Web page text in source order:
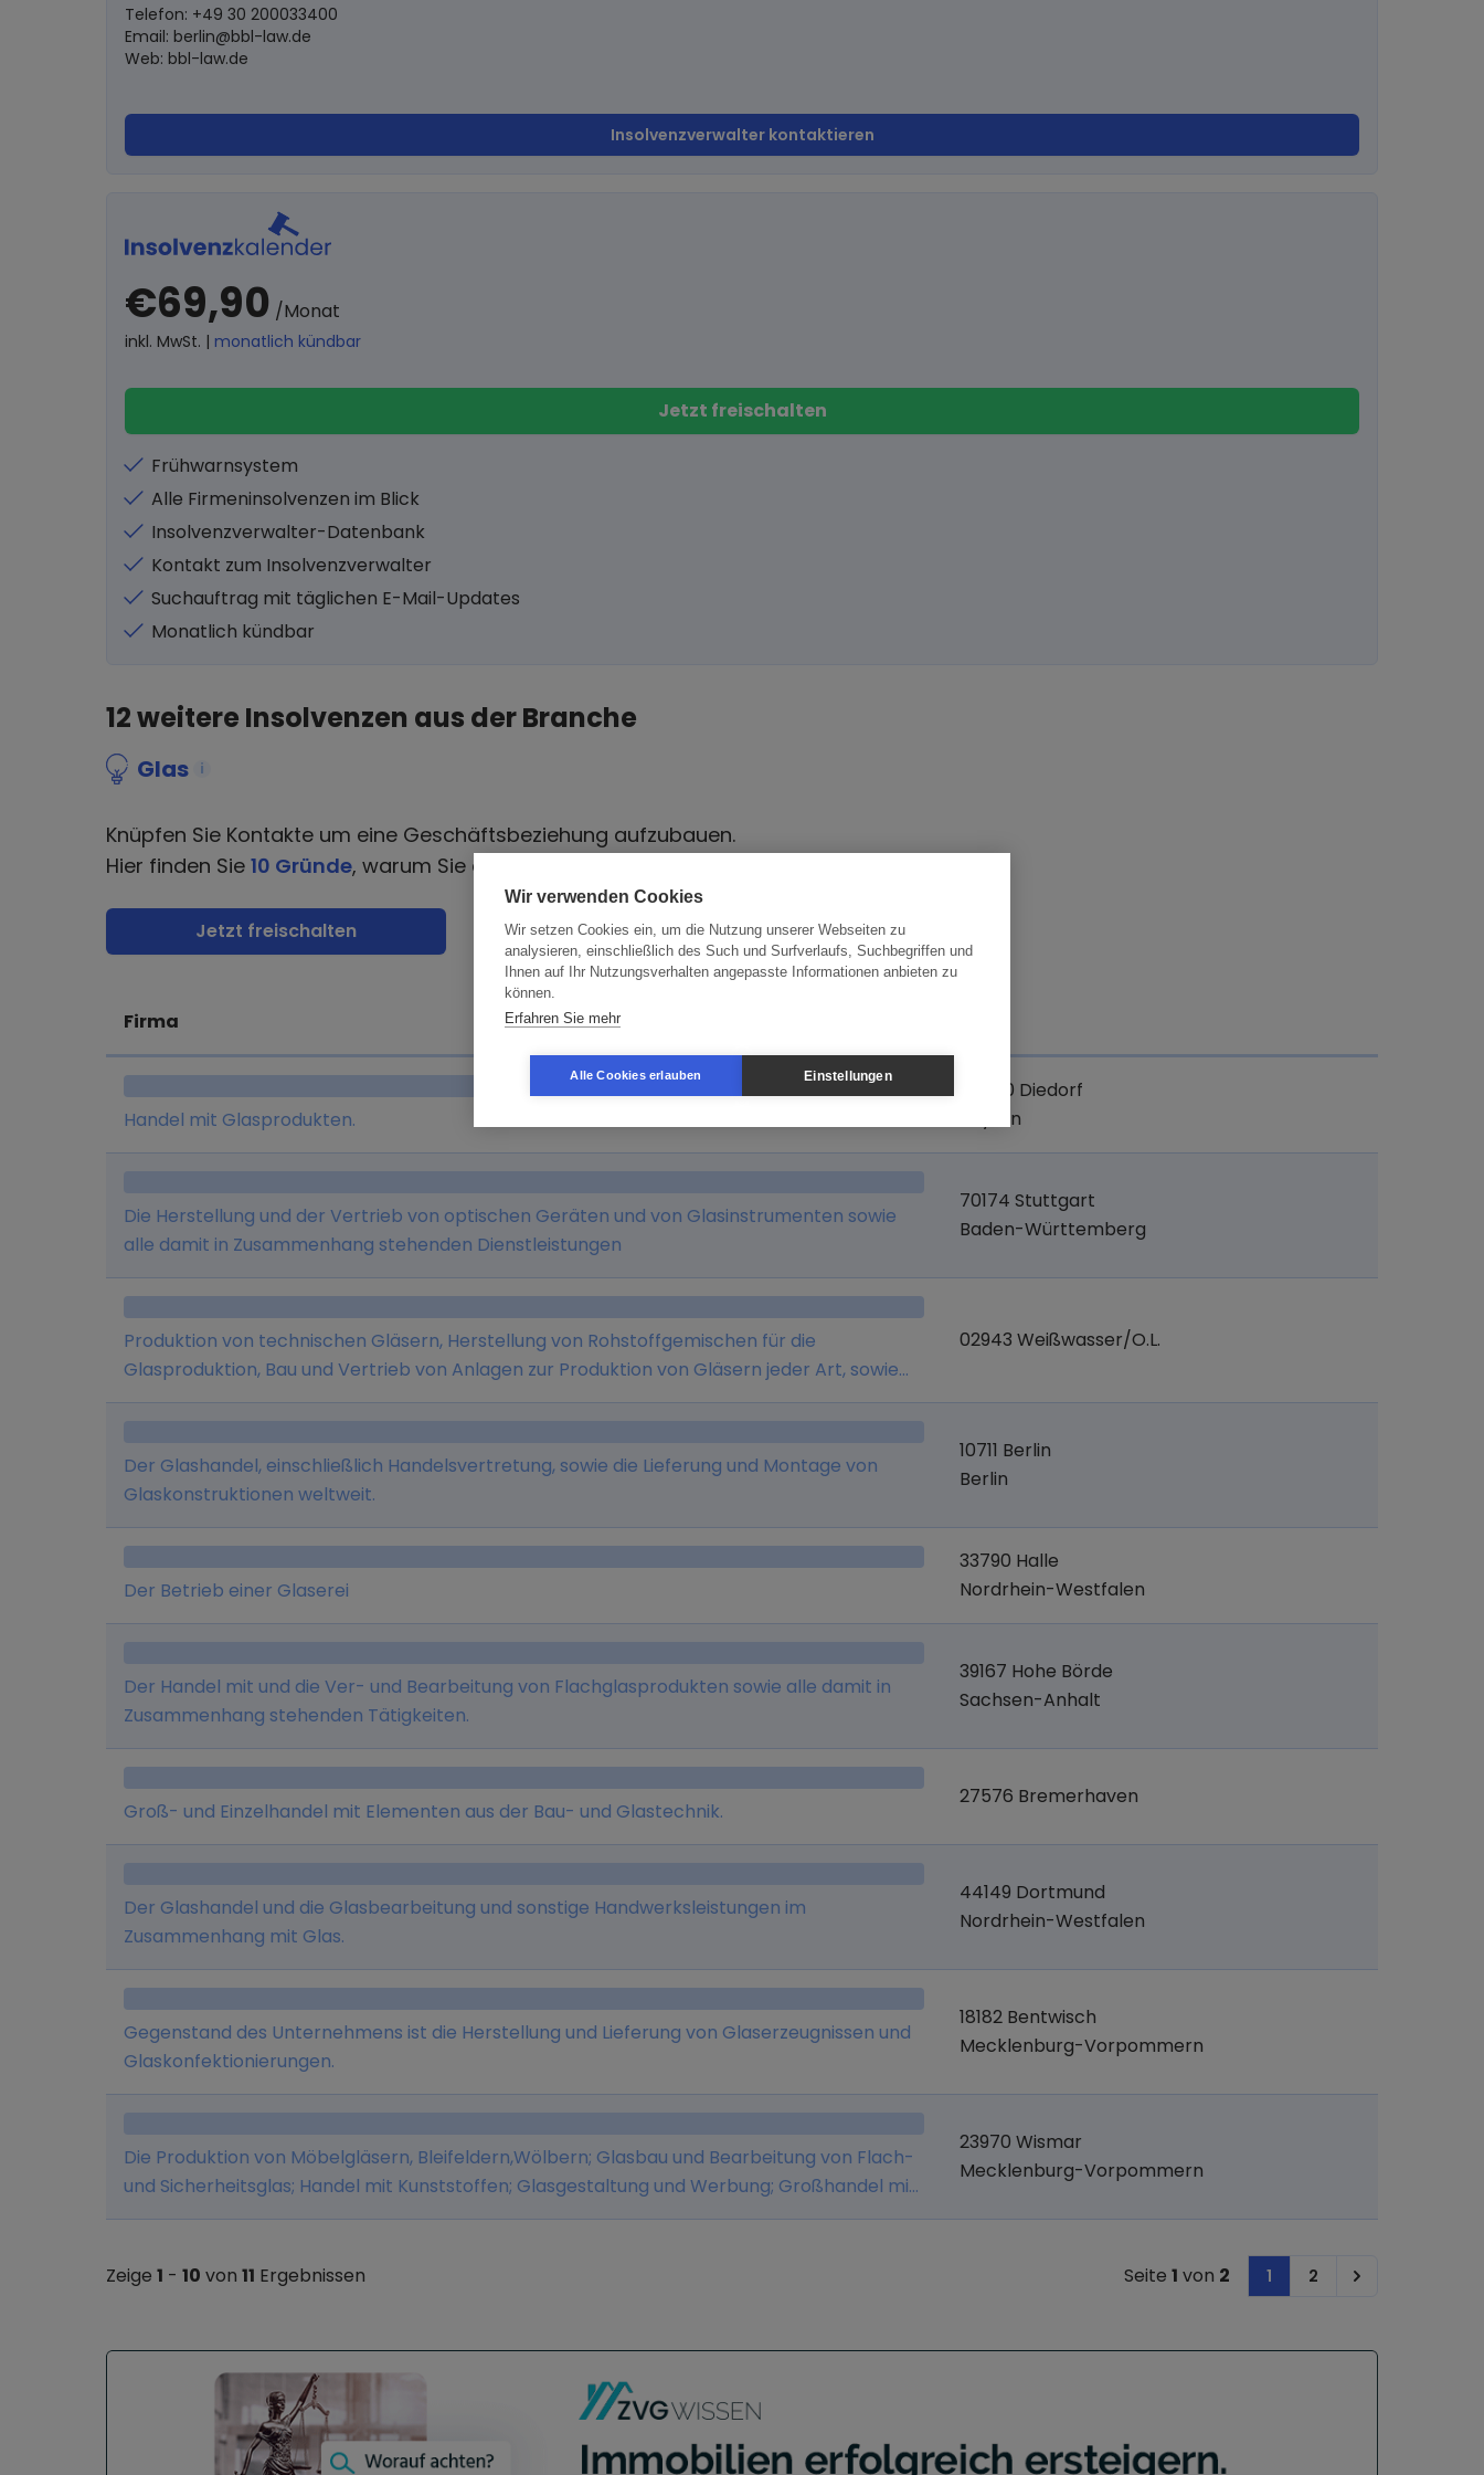
Telefon: +49 30 200033400
Email: berlin@bbl-law.de
Web: bbl-law.de
Insolvenzverwalter kontaktieren
€69,90 /Monat
inkl. MwSt. | monatlich kündbar
Jetzt freischalten
Frühwarnsystem
Alle Firmeninsolvenzen im Blick
Insolvenzverwalter-Datenbank
Kontakt zum Insolvenzverwalter
Suchauftrag mit täglichen E-Mail-Updates
Monatlich kündbar
12weitere Insolvenzen aus der Branche
Glas i
Knüpfen Sie Kontakte um eine Geschäftsbeziehung aufzubauen.
Hier finden Sie 10 Gründe, warum Sie diese Chance nutzen sollten.
Jetzt freischalten
Firma Branche
Handel mit Glasprodukten.
86420 Diedorf
Bayern
Die Herstellung und der Vertrieb von optischen Geräten und von Glasinstrumenten sowie
alle damit in Zusammenhang stehenden Dienstleistungen
70174 Stuttgart
Baden-Württemberg
Produktion von technischen Gläsern, Herstellung von Rohstoffgemischen für die
Glasproduktion, Bau und Vertrieb von Anlagen zur Produktion von Gläsern jeder Art, sowie
alle damit in Zusammenhang stehenden Tätigkeiten
02943 Weißwasser/O.L.
Der Glashandel, einschließlich Handelsvertretung, sowie die Lieferung und Montage von
Glaskonstruktionen weltweit.
10711 Berlin
Berlin
Der Betrieb einer Glaserei
33790 Halle
Nordrhein-Westfalen
Der Handel mit und die Ver- und Bearbeitung von Flachglasprodukten sowie alle damit in
Zusammenhang stehenden Tätigkeiten.
39167 Hohe Börde
Sachsen-Anhalt
Groß- und Einzelhandel mit Elementen aus der Bau- und Glastechnik.
27576 Bremerhaven
Der Glashandel und die Glasbearbeitung und sonstige Handwerksleistungen im
Zusammenhang mit Glas.
44149 Dortmund
Nordrhein-Westfalen
Gegenstand des Unternehmens ist die Herstellung und Lieferung von Glaserzeugnissen und
Glaskonfektionierungen.
18182 Bentwisch
Mecklenburg-Vorpommern
Die Produktion von Möbelgläsern, Bleifeldern,Wölbern; Glasbau und Bearbeitung von Flach-
und Sicherheitsglas; Handel mit Kunststoffen; Glasgestaltung und Werbung; Großhandel mit
Isolier-, Flach-, Profil- und Hohlgläsern sowie Verglasungen nebst allen damit im
Abschluß von Handelsgeschäften, die diesem Zweck zu dienen geeignet sind.
23970 Wismar
Mecklenburg-Vorpommern
Zeige 1 - 10 von 11 Ergebnissen Seite 1 von 2 1 2 Next
Wir verwenden Cookies
Wir setzen Cookies ein, um die Nutzung unserer Webseiten zu
analysieren, einschließlich des Such und Surfverlaufs, Suchbegriffen und
Ihnen auf Ihr Nutzungsverhalten angepasste Informationen anbieten zu
können.
Erfahren Sie mehr
Alle Cookies erlauben Einstellungen